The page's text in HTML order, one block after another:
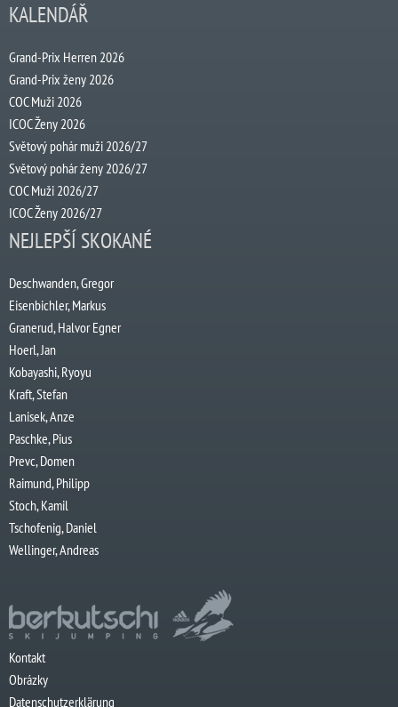
KALENDÁŘ
Grand-Prix Herren 2026
Grand-Prix ženy 2026
COC Muži 2026
ICOC Ženy 2026
Světový pohár muži 2026/27
Světový pohár ženy 2026/27
COC Muži 2026/27
ICOC Ženy 2026/27
NEJLEPŠÍ SKOKANÉ
Deschwanden, Gregor
Eisenbichler, Markus
Granerud, Halvor Egner
Hoerl, Jan
Kobayashi, Ryoyu
Kraft, Stefan
Lanisek, Anze
Paschke, Pius
Prevc, Domen
Raimund, Philipp
Stoch, Kamil
Tschofenig, Daniel
Wellinger, Andreas
Kontakt
Obrázky
Datenschutzerklärung